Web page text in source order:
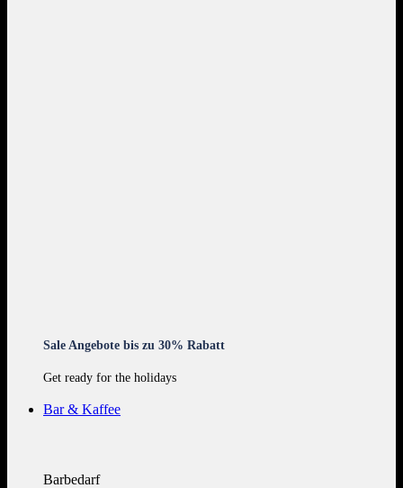
Sale Angebote bis zu 30% Rabatt
Get ready for the holidays
Bar & Kaffee
Barbedarf